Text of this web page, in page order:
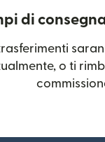
finestra)
di
o ti